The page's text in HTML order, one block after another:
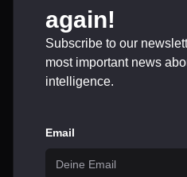
again!
Subscribe to our
most important news
intelligence.
Email